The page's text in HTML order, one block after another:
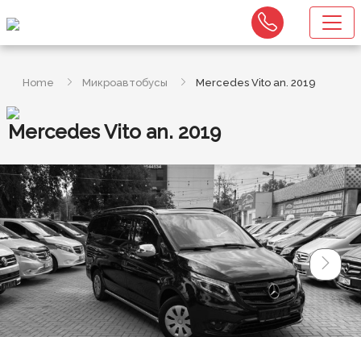
Home Микроавтобусы Mercedes Vito an. 2019
Mercedes Vito an. 2019